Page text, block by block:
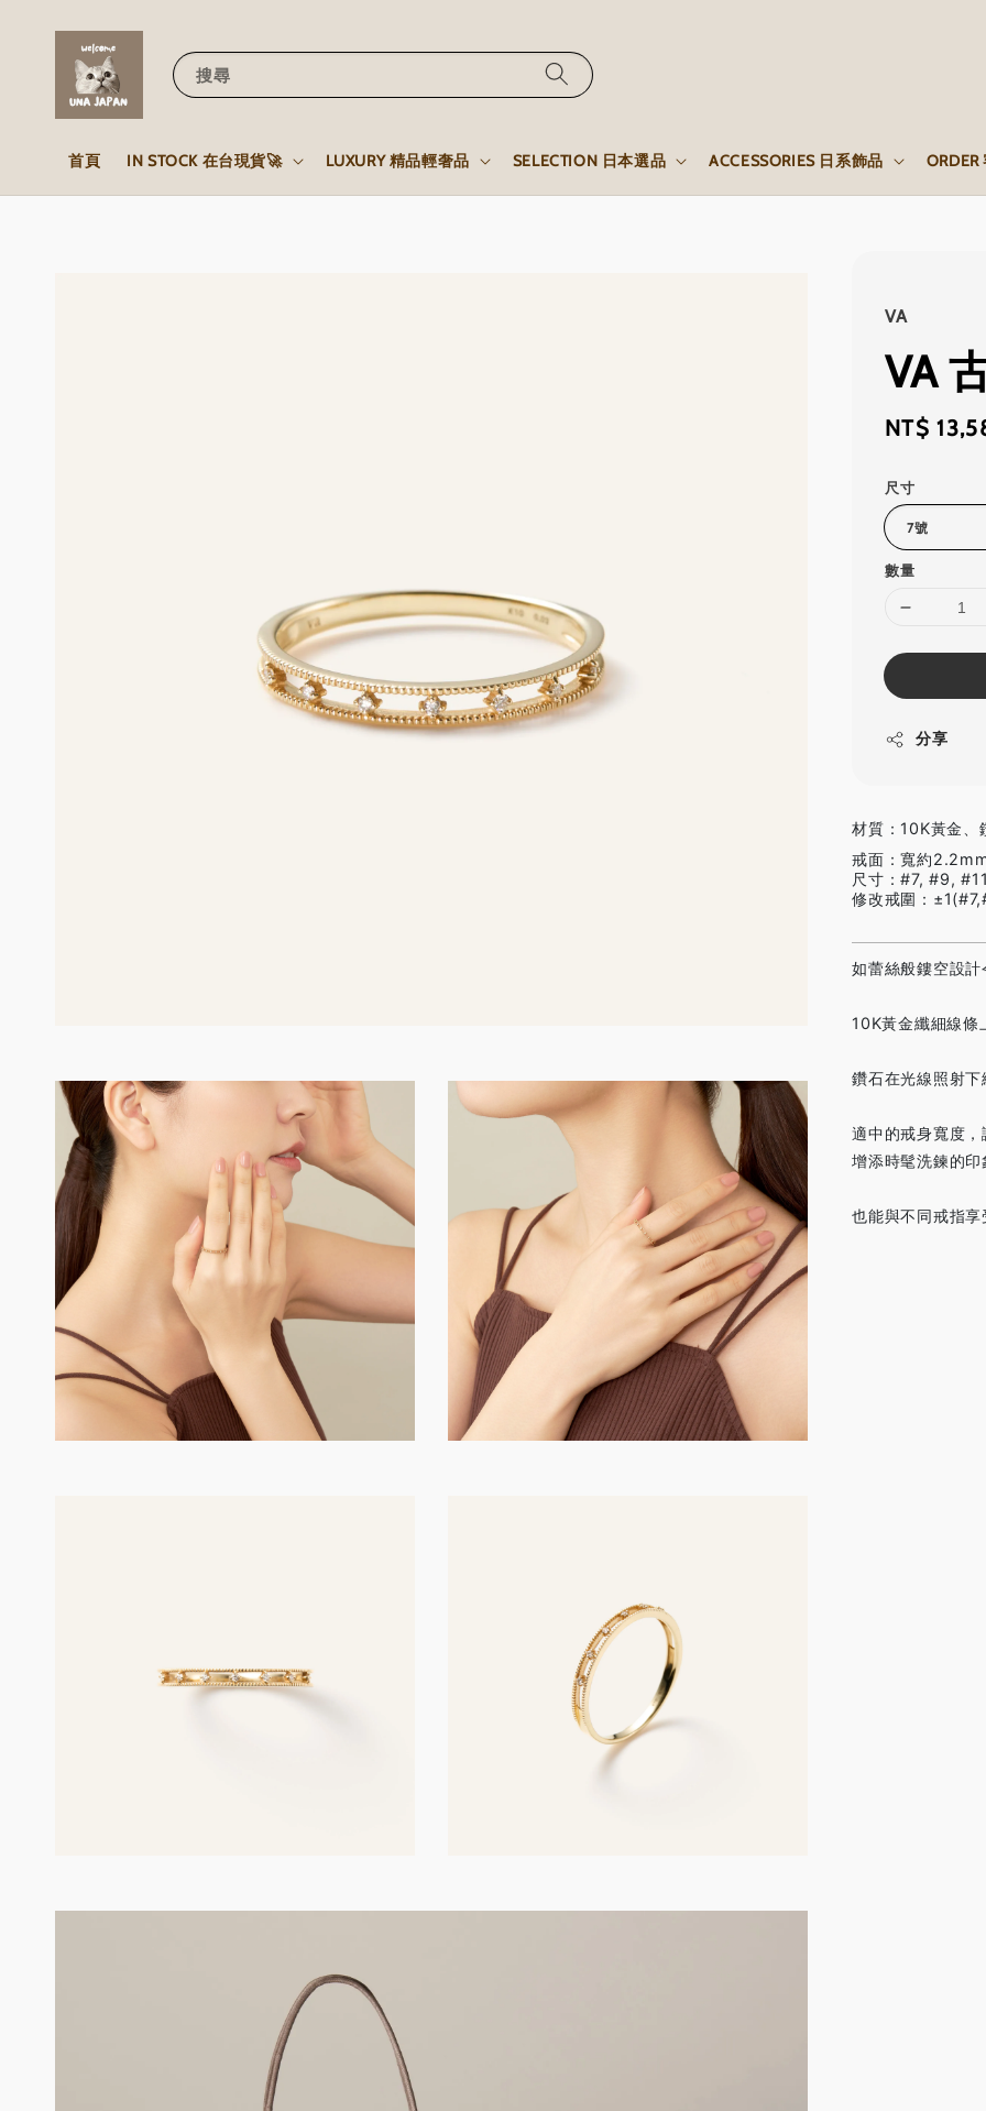
搜尋
首頁 IN STOCK 在台現貨🚀 LUXURY 精品輕奢品 SELECTION 日本選品 ACCESSORIES 日系飾品
VA
VA
Sale
NT$
尺寸
數量
分享
材質：10K黃金
戒面：寬約
尺寸：#7, #9,
修改戒圍：
如蕾絲般鏤空設
10K黃金纖細線條
鑽石在光線照射
適中的戒身寬度
增添時髦洗鍊的印
也能與不同戒指